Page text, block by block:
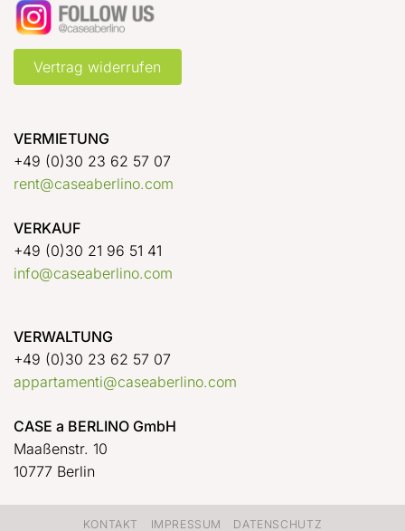
Vertrag widerrufen
VERMIETUNG
+49 (0)30 23 62 57 07
rent@caseaberlino.com
VERKAUF
+49 (0)30 21 96 51 41
info@caseaberlino.com
VERWALTUNG
+49 (0)30 23 62 57 07
appartamenti@caseaberlino.com
CASE a BERLINO GmbH
Maaßenstr. 10
10777 Berlin
KONTAKT IMPRESSUM DATENSCHUTZ